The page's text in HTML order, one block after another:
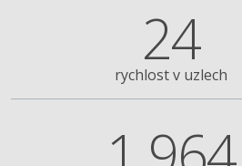
24
rychlost v uzlech